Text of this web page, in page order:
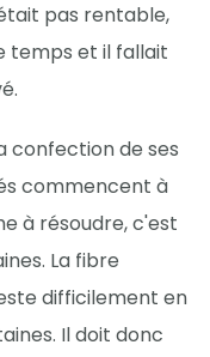
pas rentable,
temps et il fallait
confection de ses
commencent à
à résoudre, c'est
La fibre
difficilement en
Il doit donc